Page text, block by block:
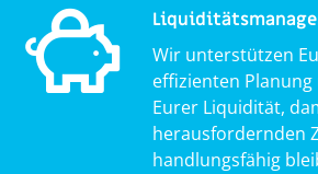
Wir unterstützen
effizienten
Eurer Liquidität,
herausfordernden
handlungsfähig